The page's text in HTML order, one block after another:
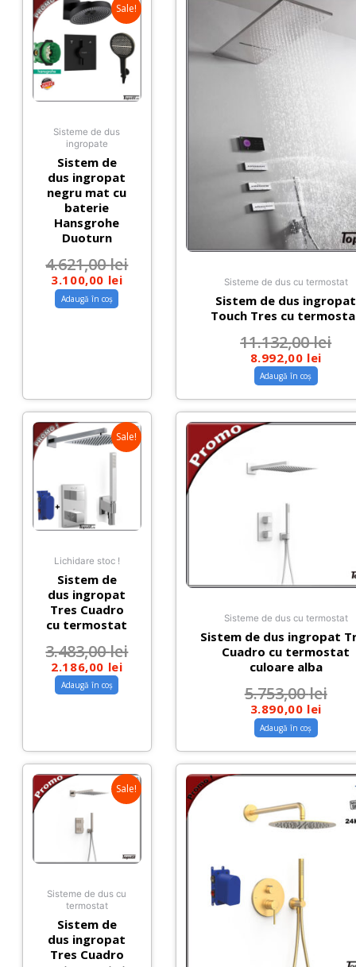
Sale!
Sisteme de dus
ingropate
Sistem de
dus ingropat
negru mat cu
baterie
Hansgrohe
Duoturn
4.621,00lei
3.100,00 lei
Adaugă în coș
Sisteme de dus cu termostat
Sistem de dus ingropat
Touch Tres cu
11.132,00lei
8.992,00 lei
Adaugă în coș
Sale!
Lichidare stoc !
Sistem de
dus ingropat
Tres Cuadro
cu termostat
3.483,00lei
2.186,00 lei
Adaugă în coș
Sisteme de dus cu termostat
Sistem de dus ingropat
Cuadro cu termostat
culoare alba
5.753,00lei
3.890,00 lei
Adaugă în coș
Sale!
Sisteme de dus cu
termostat
Sistem de
dus ingropat
Tres Cuadro